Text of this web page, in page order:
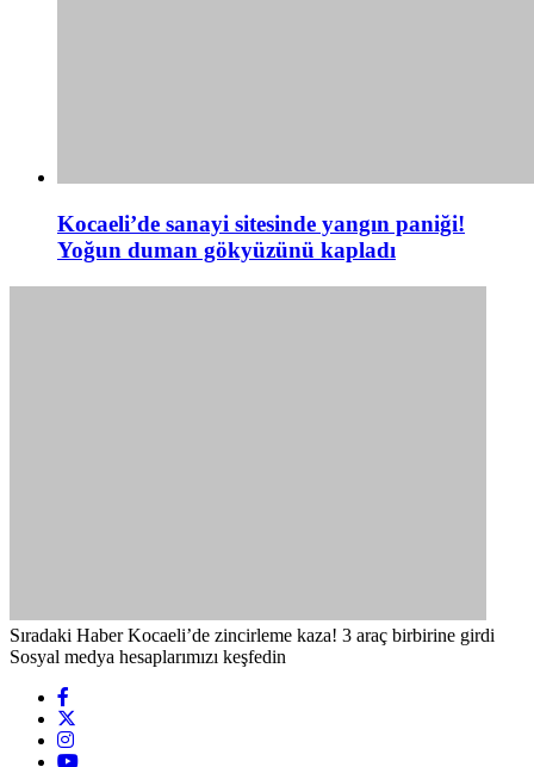
Kocaeli’de sanayi sitesinde yangın paniği!
Yoğun duman gökyüzünü kapladı
Sıradaki Haber Kocaeli’de zincirleme kaza! 3 araç birbirine girdi
Sosyal medya hesaplarımızı keşfedin